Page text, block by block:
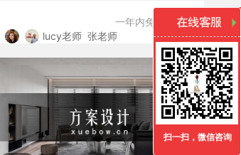
一年内免费重修
lucy老师 张老师
扫一扫，微信咨询